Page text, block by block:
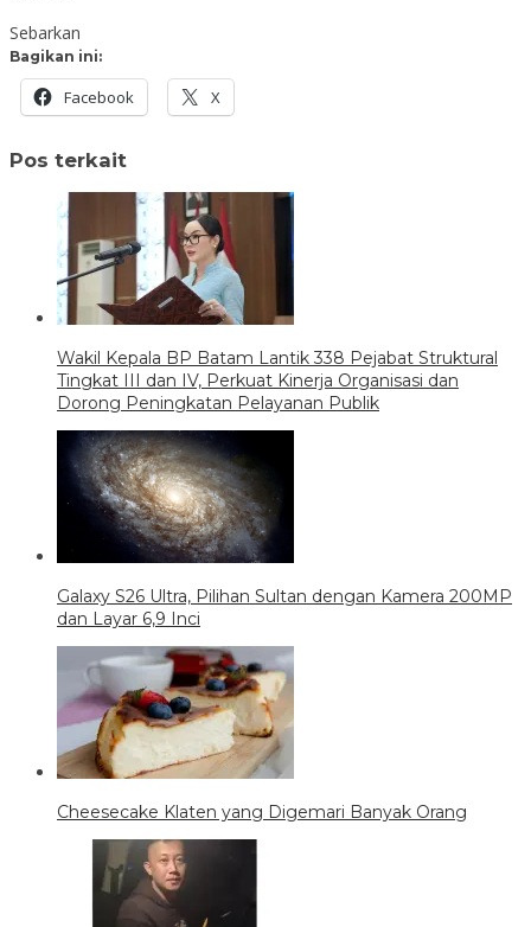
Sebarkan
Bagikan ini:
Facebook X
Pos terkait
Wakil Kepala BP Batam Lantik 338 Pejabat Struktural
Tingkat III dan IV, Perkuat Kinerja Organisasi dan
Dorong Peningkatan Pelayanan Publik
Galaxy S26 Ultra, Pilihan Sultan dengan Kamera 200MP
dan Layar 6,9 Inci
Cheesecake Klaten yang Digemari Banyak Orang